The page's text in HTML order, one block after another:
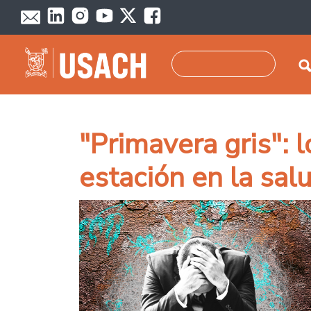
Pasar al contenido principal
"Primavera gris":
estación en la